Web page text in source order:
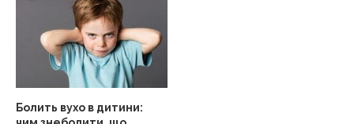
Болить вухо в дитини: